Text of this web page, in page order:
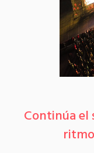
Continúa el